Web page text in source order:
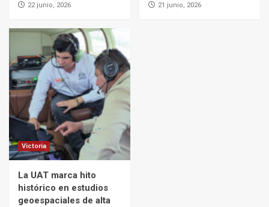
22 junio, 2026 21 junio, 2026
Victoria
La UAT marca hito
histórico en estudios
geoespaciales de alta